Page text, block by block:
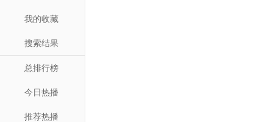
我的收藏
搜索结果
总排行榜
今日热播
推荐热播